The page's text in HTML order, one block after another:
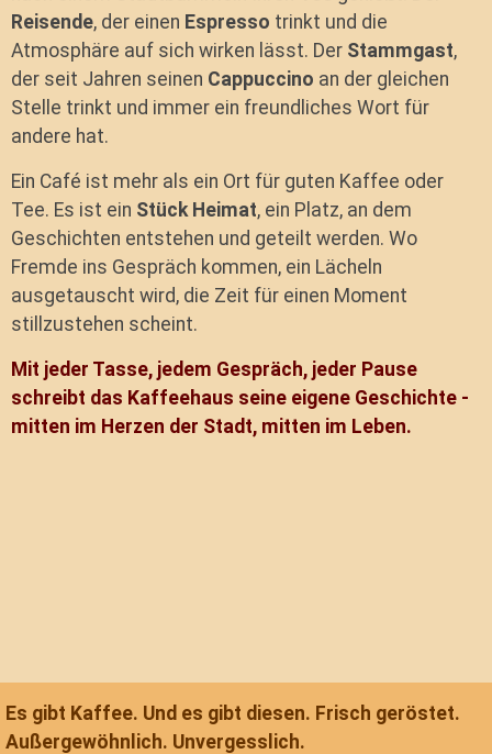
Reisende, der einen Espresso trinkt und die
Atmosphäre auf sich wirken lässt. Der Stammgast,
der seit Jahren seinen Cappuccino an der gleichen
Stelle trinkt und immer ein freundliches Wort für
andere hat.
Ein Café ist mehr als ein Ort für guten Kaffee oder
Tee. Es ist ein Stück Heimat, ein Platz, an dem
Geschichten entstehen und geteilt werden. Wo
Fremde ins Gespräch kommen, ein Lächeln
ausgetauscht wird, die Zeit für einen Moment
stillzustehen scheint.
Mit jeder Tasse, jedem Gespräch, jeder Pause
schreibt das Kaffeehaus seine eigene Geschichte -
mitten im Herzen der Stadt, mitten im Leben.
Es gibt Kaffee. Und es gibt diesen. Frisch geröstet.
Außergewöhnlich. Unvergesslich.